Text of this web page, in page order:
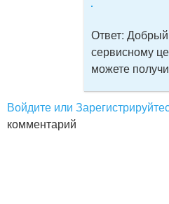
Ответ:
сервисному
можете
Войдите или
комментарий